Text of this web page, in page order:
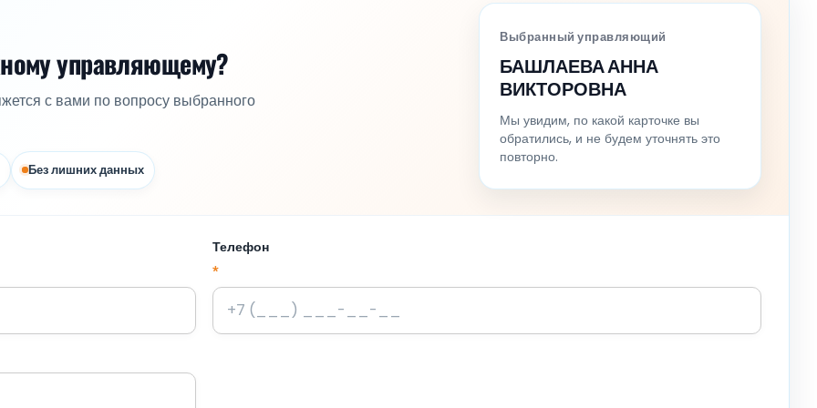
управляющему?
с вами по вопросу выбранного
Без лишних данных
Выбранный управляющий
БАШЛАЕВА АННА
ВИКТОРОВНА
Мы увидим, по какой карточке вы
обратились, и не будем уточнять это
повторно.
Телефон
*